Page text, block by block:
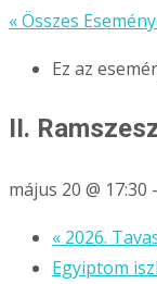
« Összes
Ez az
II.
május 20 @ 17:30 -
« 2026.
Egyiptom